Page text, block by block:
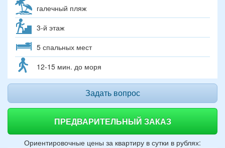
галечный пляж
3-й этаж
5 спальных мест
12-15 мин. до моря
Задать вопрос
ПРЕДВАРИТЕЛЬНЫЙ ЗАКАЗ
Ориентировочные цены за квартиру в сутки в рублях: